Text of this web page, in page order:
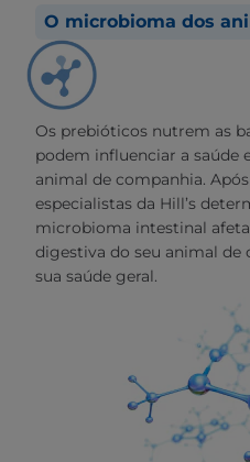
O microbioma dos
Os prebióticos nutrem as
podem influenciar a saúde
animal de companhia.
especialistas da Hill’s
microbioma intestinal afeta
digestiva do seu animal de
sua saúde geral.